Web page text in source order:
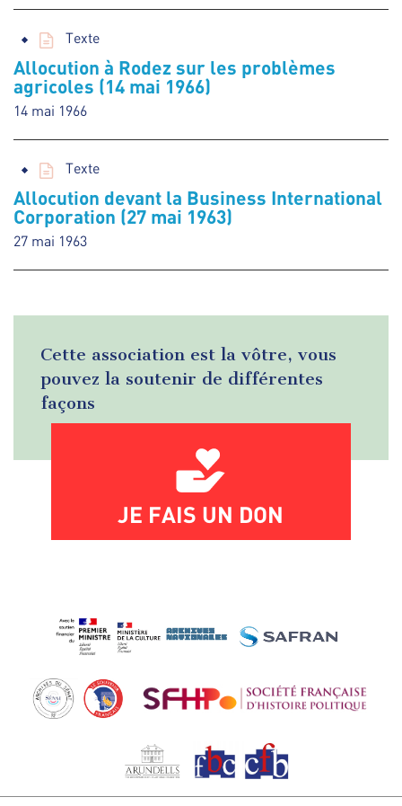
Texte
Allocution à Rodez sur les problèmes
agricoles (14 mai 1966)
14 mai 1966
Texte
Allocution devant la Business International
Corporation (27 mai 1963)
27 mai 1963
Cette association est la vôtre, vous
pouvez la soutenir de différentes
façons
JE FAIS UN DON